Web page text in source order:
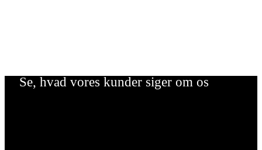
Se, hvad vores kunder siger om os